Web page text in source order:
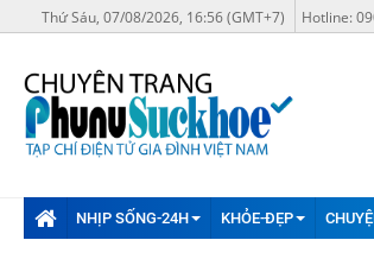
Thứ Sáu, 07/08/2026, 16:56 (GMT+7) Hotline:
NHỊP SỐNG-24H KHỎE-ĐẸP